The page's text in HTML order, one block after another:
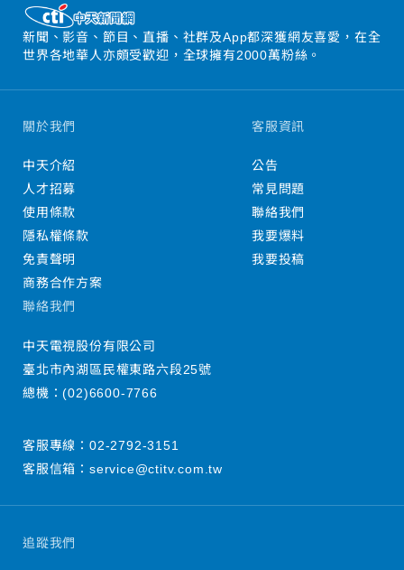
新聞、影音、節目、直播、社群及App都深獲網友喜愛，在全
世界各地華人亦頗受歡迎，全球擁有2000萬粉絲。
追蹤我們
關於我們
中天介紹
人才招募
使用條款
隱私權條款
免責聲明
商務合作方案
客服資訊
公告
常見問題
聯絡我們
我要爆料
我要投稿
聯絡我們
中天電視股份有限公司
臺北市內湖區民權東路六段25號
總機：(02)6600-7766
客服專線： 02-2792-3151
客服信箱： service@ctitv.com.tw